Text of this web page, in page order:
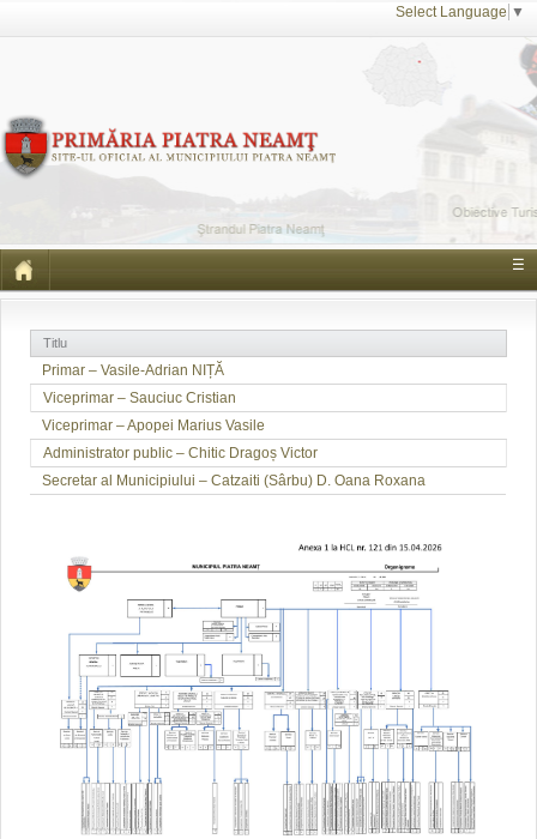
Select Language ▼
☰
Titlu
Primar – Vasile-Adrian NIȚĂ
Viceprimar – Sauciuc Cristian
Viceprimar – Apopei Marius Vasile
Administrator public – Chitic Dragoș Victor
Secretar al Municipiului – Catzaiti (Sârbu) D. Oana Roxana